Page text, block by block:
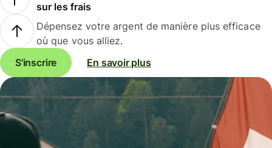
sur les frais
Dépensez votre argent de manière plus efficace
où que vous alliez.
S'inscrire
En savoir plus